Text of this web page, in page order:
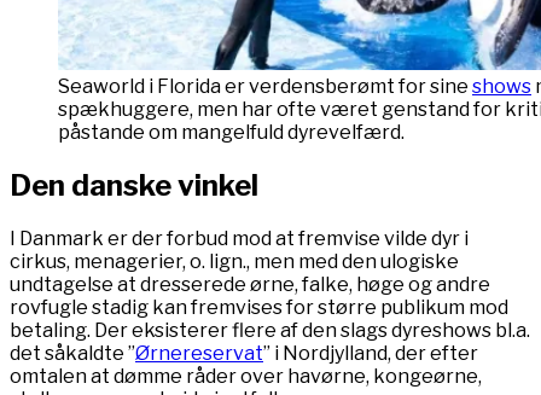
Seaworld i Florida er verdensberømt for sine shows
spækhuggere, men har ofte været genstand for
påstande om mangelfuld dyrevelfærd.
Den danske vinkel
I Danmark er der forbud mod at fremvise vilde dyr i
cirkus, menagerier, o. lign., men med den ulogiske
undtagelse at dresserede ørne, falke, høge og andre
rovfugle stadig kan fremvises for større publikum mod
betaling. Der eksisterer flere af den slags dyreshows bl.a.
det såkaldte ”Ørnereservat” i Nordjylland, der efter
omtalen at dømme råder over havørne, kongeørne,